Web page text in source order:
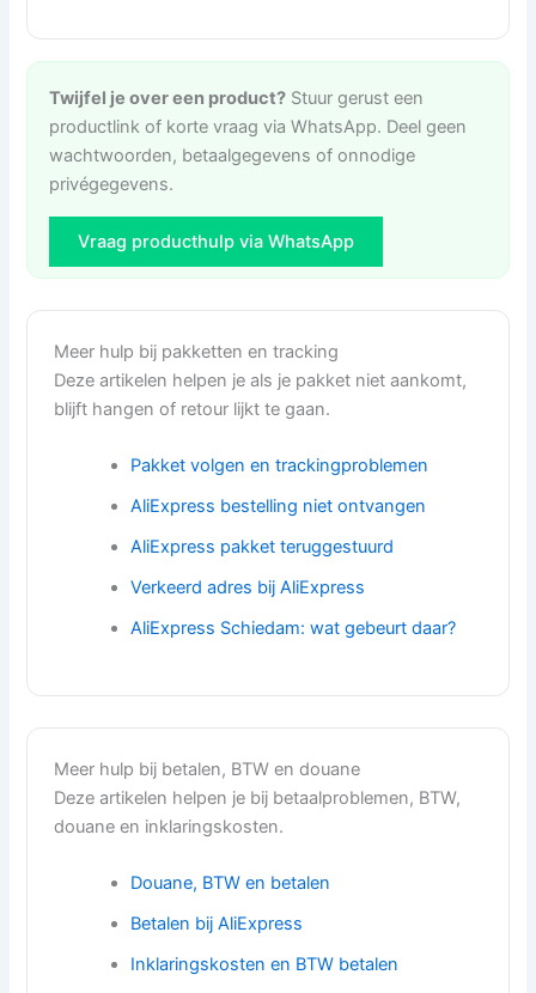
Twijfel je over een product? Stuur gerust een
productlink of korte vraag via WhatsApp. Deel geen
wachtwoorden, betaalgegevens of onnodige
privégegevens.
Vraag producthulp via WhatsApp
Meer hulp bij pakketten en tracking
Deze artikelen helpen je als je pakket niet aankomt,
blijft hangen of retour lijkt te gaan.
Pakket volgen en trackingproblemen
AliExpress bestelling niet ontvangen
AliExpress pakket teruggestuurd
Verkeerd adres bij AliExpress
AliExpress Schiedam: wat gebeurt daar?
Meer hulp bij betalen, BTW en douane
Deze artikelen helpen je bij betaalproblemen, BTW,
douane en inklaringskosten.
Douane, BTW en betalen
Betalen bij AliExpress
Inklaringskosten en BTW betalen